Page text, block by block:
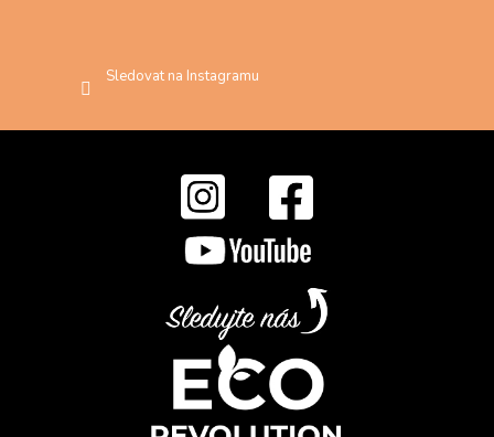
Sledovat na Instagramu